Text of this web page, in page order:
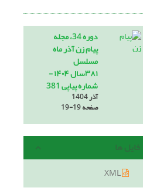
دوره 34، مجله
پیام زن آذر ماه
مسلسل
۳۸۱سال ۱۴۰۴ -
شماره پیاپی 381
آذر 1404
صفحه19-19
فایل ها
XML